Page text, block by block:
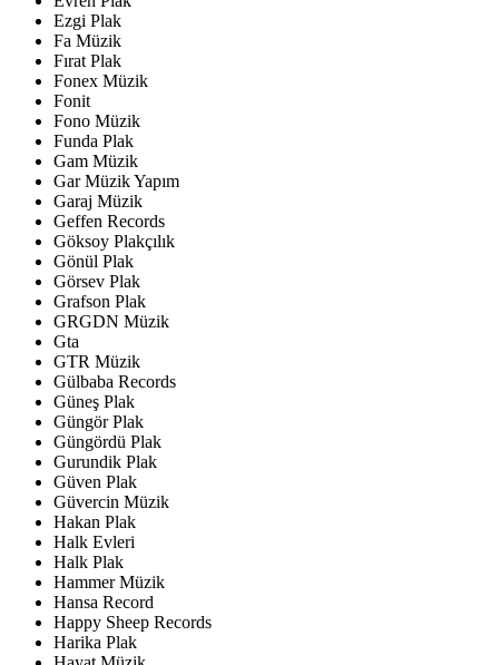
Ezgi Plak
Fa Müzik
Fırat Plak
Fonex Müzik
Fonit
Fono Müzik
Funda Plak
Gam Müzik
Gar Müzik Yapım
Garaj Müzik
Geffen Records
Göksoy Plakçılık
Gönül Plak
Görsev Plak
Grafson Plak
GRGDN Müzik
Gta
GTR Müzik
Gülbaba Records
Güneş Plak
Güngör Plak
Güngördü Plak
Gurundik Plak
Güven Plak
Güvercin Müzik
Hakan Plak
Halk Evleri
Halk Plak
Hammer Müzik
Hansa Record
Happy Sheep Records
Harika Plak